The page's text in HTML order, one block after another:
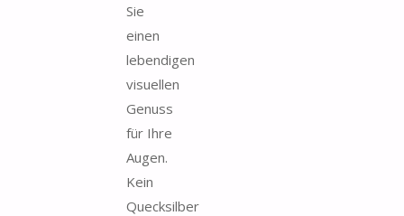
Sie
einen
lebendigen
visuellen
Genuss
für Ihre
Augen.
Kein
Quecksilber